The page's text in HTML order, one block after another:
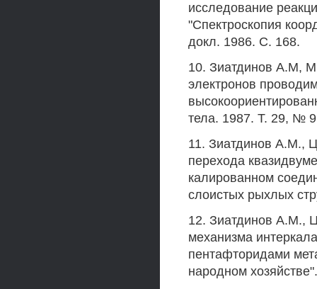
исследование
"Спектроскопия
докл. 1986. С. 168.
10. Зиатдинов А.М,
электронов
тела. 1987. Т. 29, №
11. Зиатдинов A.M.,
перехода
калированном
слоистых рыхлых
12. Зиатдинов
механизма
пентафторидами
народном